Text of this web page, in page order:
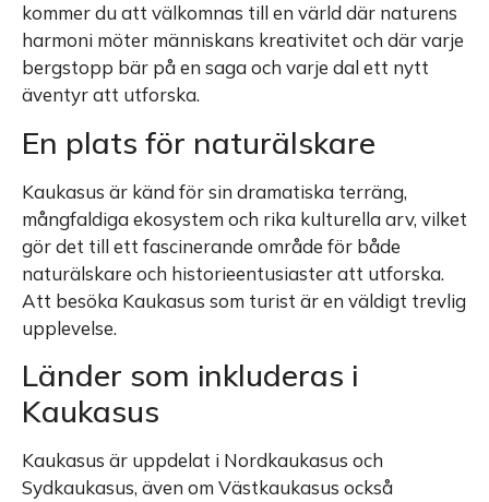
kommer du att välkomnas till en värld där naturens
harmoni möter människans kreativitet och där varje
bergstopp bär på en saga och varje dal ett nytt
äventyr att utforska.
En plats för naturälskare
Kaukasus är känd för sin dramatiska terräng,
mångfaldiga ekosystem och rika kulturella arv, vilket
gör det till ett fascinerande område för både
naturälskare och historieentusiaster att utforska.
Att besöka Kaukasus som turist är en väldigt trevlig
upplevelse.
Länder som inkluderas i
Kaukasus
Kaukasus är uppdelat i Nordkaukasus och
Sydkaukasus, även om Västkaukasus också